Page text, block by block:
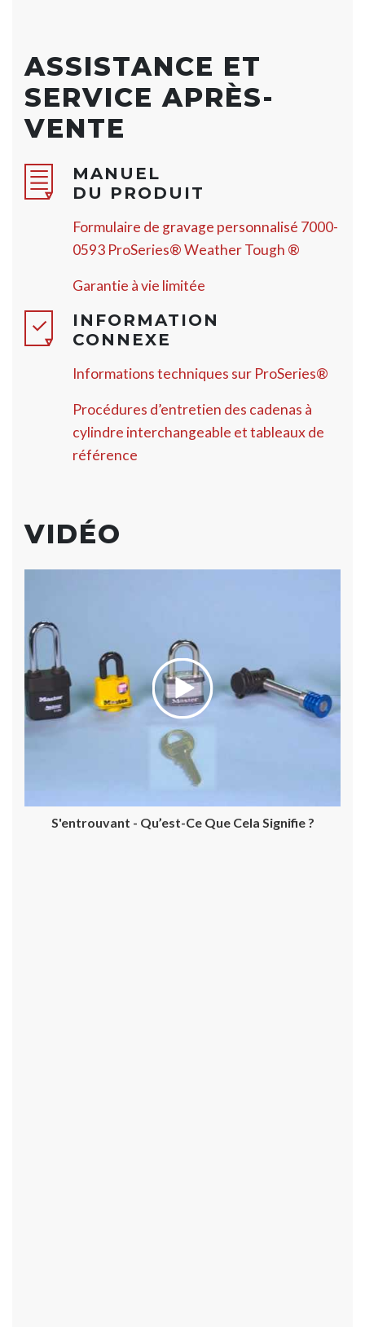
ASSISTANCE ET
SERVICE APRÈS-
VENTE
MANUEL
DU PRODUIT
Formulaire de gravage personnalisé 7000-
0593 ProSeries® Weather Tough ®
Garantie à vie limitée
INFORMATION
CONNEXE
Informations techniques sur ProSeries®
Procédures d’entretien des cadenas à
cylindre interchangeable et tableaux de
référence
VIDÉO
S'entrouvant - Qu’est-Ce Que Cela Signifie ?